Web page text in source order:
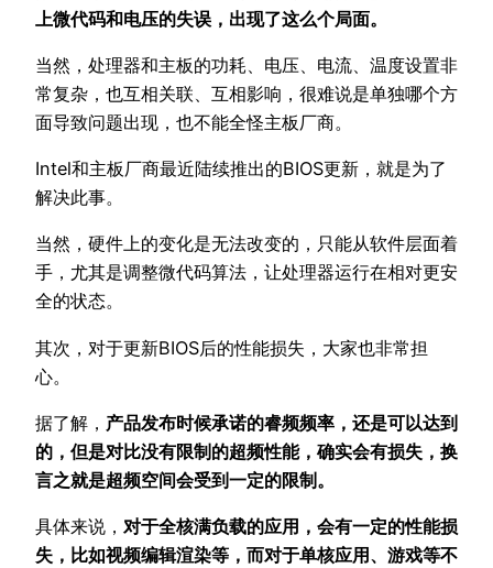
上微代码和电压的失误，出现了这么个局面。
当然，处理器和主板的功耗、电压、电流、温度设置非
常复杂，也互相关联、互相影响，很难说是单独哪个方
面导致问题出现，也不能全怪主板厂商。
Intel和主板厂商最近陆续推出的BIOS更新，就是为了
解决此事。
当然，硬件上的变化是无法改变的，只能从软件层面着
手，尤其是调整微代码算法，让处理器运行在相对更安
全的状态。
其次，对于更新BIOS后的性能损失，大家也非常担
心。
据了解， 产品发布时候承诺的睿频频率，还是可以达到
的，但是对比没有限制的超频性能，确实会有损失，换
言之就是超频空间会受到一定的限制。
具体来说， 对于全核满负载的应用，会有一定的性能损
失，比如视频编辑渲染等，而对于单核应用、游戏等不